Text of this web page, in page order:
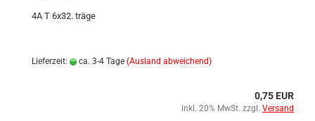
4A T 6x32. träge
Lieferzeit: ca. 3-4 Tage (Ausland abweichend)
0,75 EUR
inkl. 20% MwSt. zzgl. Versand